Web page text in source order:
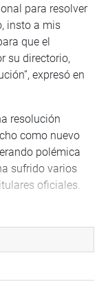
para resolver
insto a mis
que el
su directorio,
expresó en
resolución
como nuevo
polémica
sufrido varios
oficiales.
de turno,
en la elección